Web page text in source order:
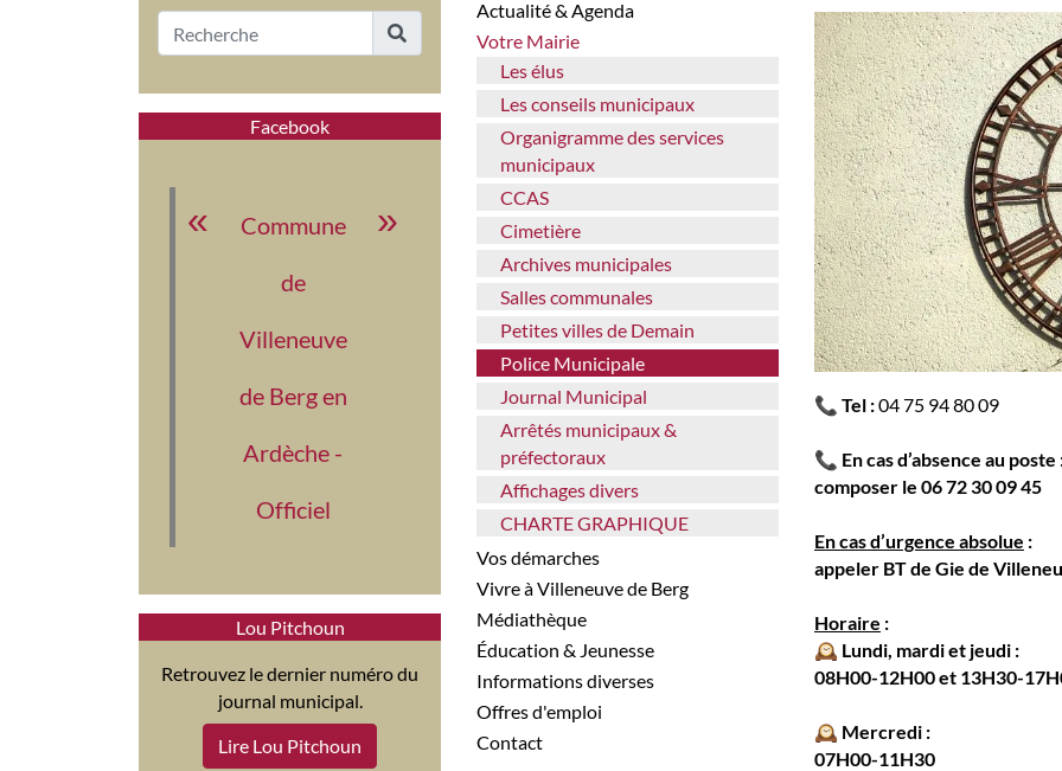
Facebook
Commune
de
Villeneuve
de Berg en
Ardèche -
Officiel
Lou Pitchoun
Retrouvez le dernier numéro du
journal municipal.
Lire Lou Pitchoun
Actualité & Agenda
Votre Mairie
Les élus
Les conseils municipaux
Organigramme des services
municipaux
CCAS
Cimetière
Archives municipales
Salles communales
Petites villes de Demain
Police Municipale
Journal Municipal
Arrêtés municipaux &
préfectoraux
Affichages divers
CHARTE GRAPHIQUE
Vos démarches
Vivre à Villeneuve de Berg
Médiathèque
Éducation & Jeunesse
Informations diverses
Offres d'emploi
Contact
📞 Tel :04 75 94 80 09
📞 En cas d’absence au poste
composer le 06 72 30 09 45
En cas d’urgence absolue :
appeler BT de Gie de
Horaire :
🕰️ Lundi, mardi et jeudi :
08H00-12H00 et 13H30-
🕰️ Mercredi :
07H00-11H30